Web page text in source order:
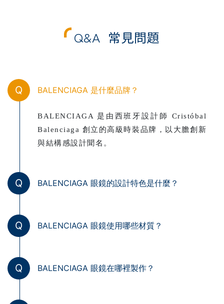
Q&A 常見問題
Q BALENCIAGA 是什麼品牌？
BALENCIAGA 是由西班牙設計師 Cristóbal
Balenciaga 創立的高級時裝品牌，以大膽創新
與結構感設計聞名。
Q BALENCIAGA 眼鏡的設計特色是什麼？
Q BALENCIAGA 眼鏡使用哪些材質？
Q BALENCIAGA 眼鏡在哪裡製作？